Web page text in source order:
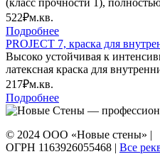
522₽м.кв.
Подробнее
PROJECT 7, краска для
Высоко устойчивая к
латексная краска для
217₽м.кв.
Подробнее
© 2024 ООО «Новые стены» |
ОГРН 1163926055468 | Все